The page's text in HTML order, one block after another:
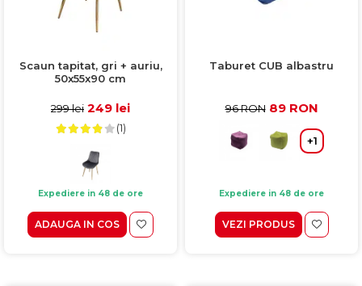
Scaun tapitat, gri + auriu,
50x55x90 cm
299 lei 249 lei
(1)
Expediere in 48 de ore
ADAUGA IN COS
Taburet CUB albastru
96 RON 89 RON
+1
Expediere in 48 de ore
VEZI PRODUS